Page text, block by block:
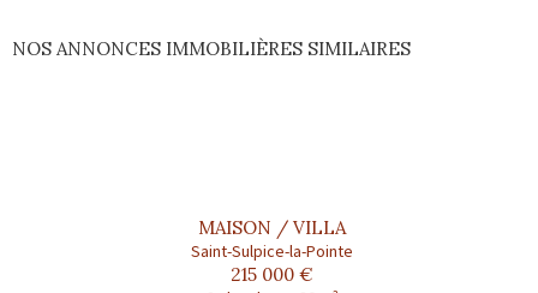
NOS ANNONCES IMMOBILIÈRES SIMILAIRES
MAISON / VILLA
Saint-Sulpice-la-Pointe
215 000 €